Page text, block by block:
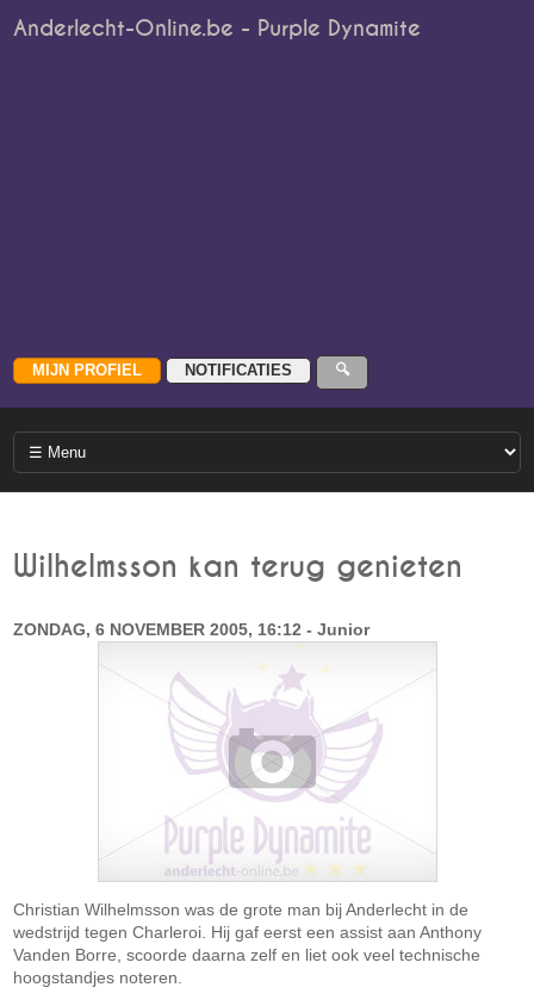
Anderlecht-Online.be - Purple Dynamite
Wilhelmsson kan terug genieten
ZONDAG, 6 NOVEMBER 2005, 16:12 - Junior
Christian Wilhelmsson was de grote man bij Anderlecht in de
wedstrijd tegen Charleroi. Hij gaf eerst een assist aan Anthony
Vanden Borre, scoorde daarna zelf en liet ook veel technische
hoogstandjes noteren.